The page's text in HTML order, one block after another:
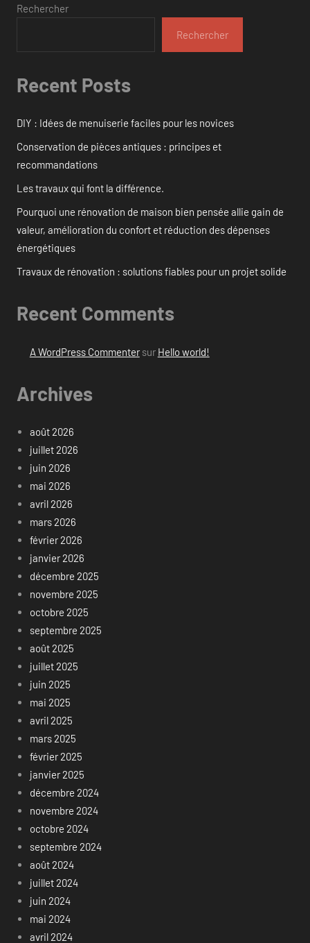
Rechercher
Rechercher
Recent Posts
DIY : Idées de menuiserie faciles pour les novices
Conservation de pièces antiques : principes et
recommandations
Les travaux qui font la différence.
Pourquoi une rénovation de maison bien pensée allie gain de
valeur, amélioration du confort et réduction des dépenses
énergétiques
Travaux de rénovation : solutions fiables pour un projet solide
Recent Comments
A WordPress Commentersur Hello world!
Archives
août 2026
juillet 2026
juin 2026
mai 2026
avril 2026
mars 2026
février 2026
janvier 2026
décembre 2025
novembre 2025
octobre 2025
septembre 2025
août 2025
juillet 2025
juin 2025
mai 2025
avril 2025
mars 2025
février 2025
janvier 2025
décembre 2024
novembre 2024
octobre 2024
septembre 2024
août 2024
juillet 2024
juin 2024
mai 2024
avril 2024